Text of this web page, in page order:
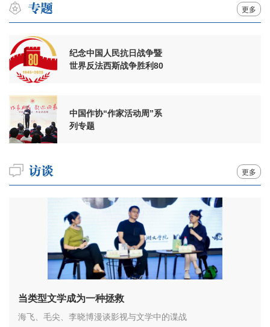
更多
纪念中国人民抗日战争暨
世界反法西斯战争胜利80
中国作协“作家活动周”系
列专题
更多
当类型文学成为一种拯救
海飞、毛尖、李晓博漫谈影视与文学中的谍战